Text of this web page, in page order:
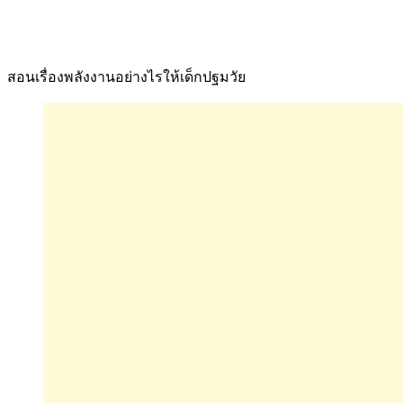
สอนเรื่องพลังงานอย่างไรให้เด็กปฐมวัย